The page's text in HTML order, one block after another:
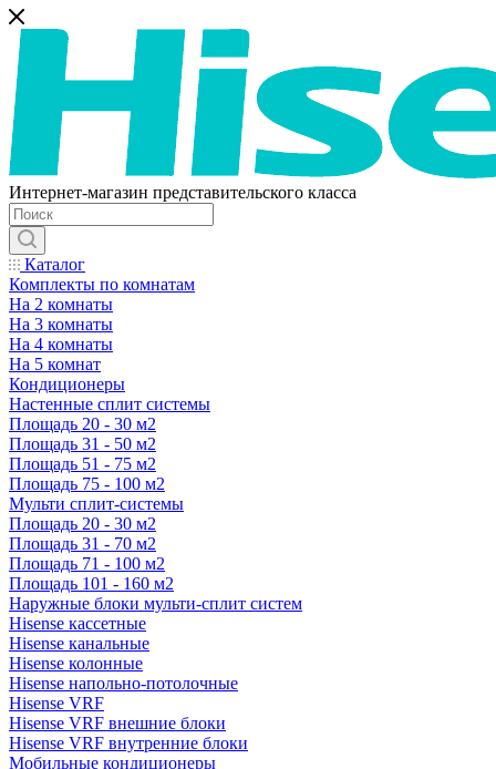
Интернет-магазин представительского класса
Каталог
Комплекты по комнатам
На 2 комнаты
На 3 комнаты
На 4 комнаты
На 5 комнат
Кондиционеры
Настенные сплит системы
Площадь 20 - 30 м2
Площадь 31 - 50 м2
Площадь 51 - 75 м2
Площадь 75 - 100 м2
Мульти сплит-системы
Площадь 20 - 30 м2
Площадь 31 - 70 м2
Площадь 71 - 100 м2
Площадь 101 - 160 м2
Наружные блоки мульти-сплит систем
Hisense кассетные
Hisense канальные
Hisense колонные
Hisense напольно-потолочные
Hisense VRF
Hisense VRF внешние блоки
Hisense VRF внутренние блоки
Мобильные кондиционеры